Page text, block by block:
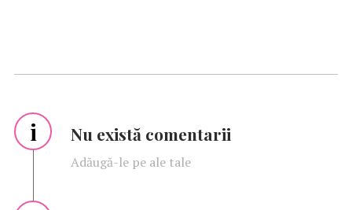
i Nu există comentarii
Adăugă-le pe ale tale